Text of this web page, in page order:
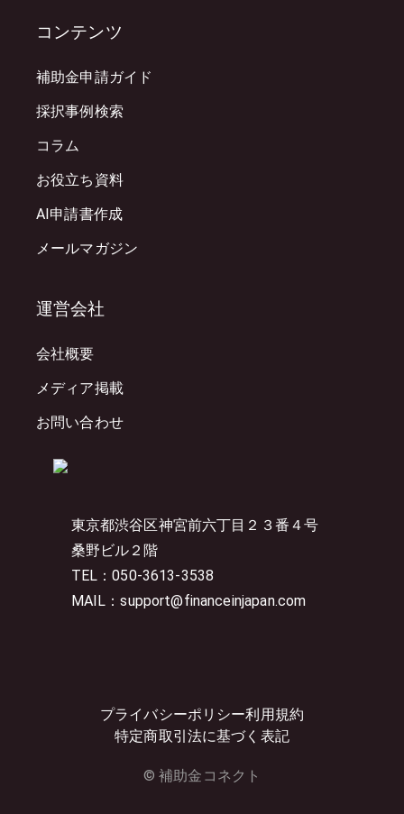
東京都渋谷区神宮前六丁目２３番４号
桑野ビル２階
TEL：050-3613-3538
MAIL：support@financeinjapan.com
プライバシーポリシー利用規約
特定商取引法に基づく表記
© 補助金コネクト
コンテンツ
補助金申請ガイド
採択事例検索
コラム
お役立ち資料
AI申請書作成
メールマガジン
運営会社
会社概要
メディア掲載
お問い合わせ